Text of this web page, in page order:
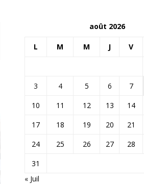
août 2026
L M M J V
3
4 5 6 7
10
11 12 13 14
17
18 19 20 21
24
25 26 27 28
31
« Juil